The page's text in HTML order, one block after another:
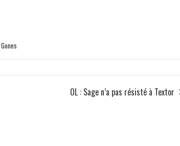
OL : Sage n’a pas résisté à Textor